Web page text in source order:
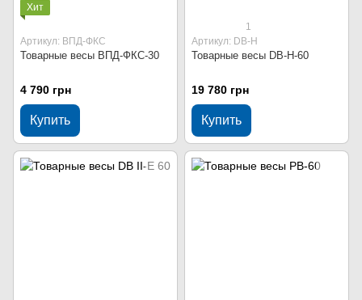
Хит
Артикул: ВПД-ФКС
Товарные весы ВПД-ФКС-30
4 790 грн
Купить
1
Артикул: DB-H
Товарные весы DB-H-60
19 780 грн
Купить